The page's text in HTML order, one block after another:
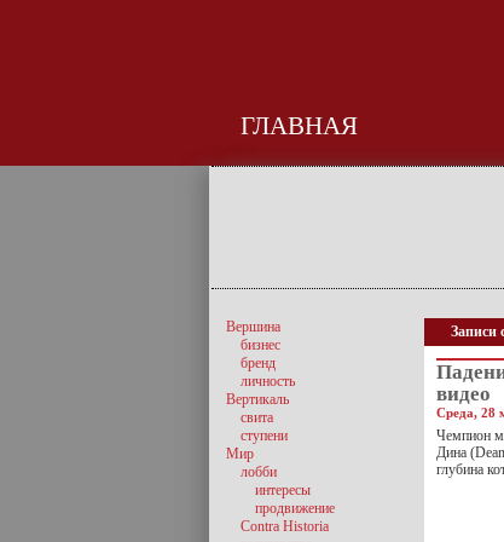
ГЛАВНАЯ
Записи
видео
Среда, 28
Чемпион
Дина
глубина
Вершина
бизнес
бренд
личность
Вертикаль
свита
ступени
Мир
лобби
интересы
продвижение
Contra Historia